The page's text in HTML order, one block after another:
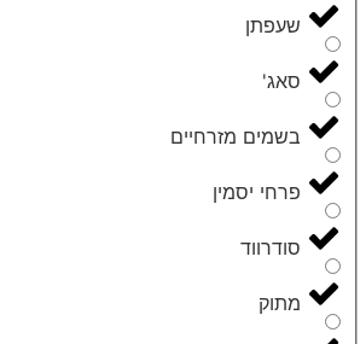
שעפתן
סאג'
בשמים מזרחיים
פרחי יסמין
סודרווד
מתוק